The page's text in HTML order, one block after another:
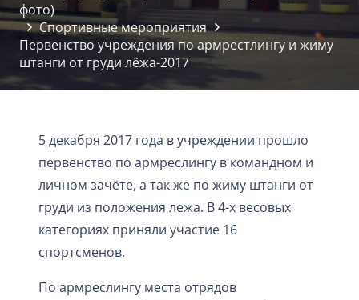
фото)
Спортивные мероприятия
Первенство учреждения по армрестлингу и жиму
штанги от груди лёжа-2017
5 декабря 2017 года в учреждении прошло
первенство по армреслингу в командном и
личном зачёте, а так же по жиму штанги от
груди из положения лежа. В 4-х весовых
категориях приняли участие 16
спортсменов.
По армреслингу места отрядов